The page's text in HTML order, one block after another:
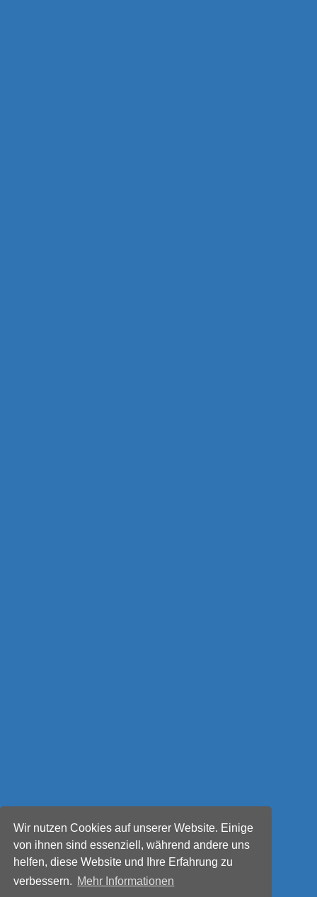
Wir nutzen Cookies auf unserer Website. Einige
von ihnen sind essenziell, während andere uns
helfen, diese Website und Ihre Erfahrung zu
verbessern. Mehr Informationen